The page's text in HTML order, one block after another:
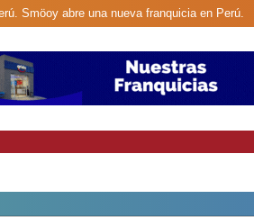
Smöoy abre una nueva franquicia en Perú.